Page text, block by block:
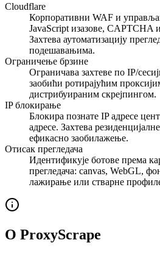
Cloudflare
Корпоративни WAF и
JavaScript изазове, CAPTCHA
Захтева аутоматизацију
подешавањима.
Ограничење брзине
Ограничава захтеве по IP/
заобићи ротирајућим
дистрибуираним скрејпингом.
IP блокирање
Блокира познате IP адресе
адресе. Захтева
ефикасно заобилажење.
Отисак прегледача
Идентификује ботове према
прегледача: canvas, WebGL,
лажирање или стварне
О ProxyScrape